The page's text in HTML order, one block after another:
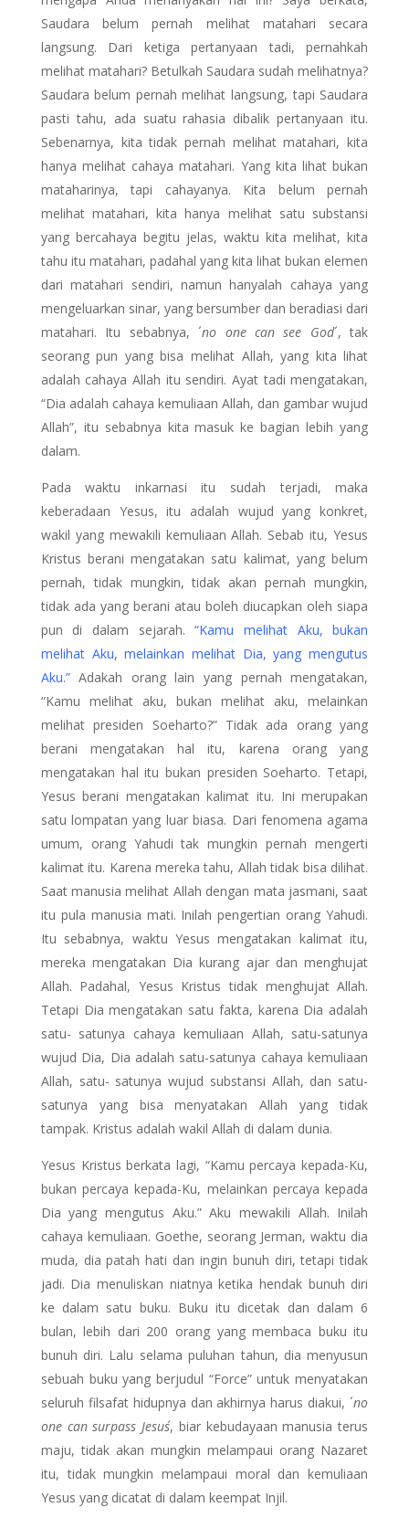
Saudara belum pernah melihat matahari secara
langsung. Dari ketiga pertanyaan tadi, pernahkah
melihat matahari? Betulkah Saudara sudah melihatnya?
Saudara belum pernah melihat langsung, tapi Saudara
pasti tahu, ada suatu rahasia dibalik pertanyaan itu.
Sebenarnya, kita tidak pernah melihat matahari, kita
hanya melihat cahaya matahari. Yang kita lihat bukan
mataharinya, tapi cahayanya. Kita belum pernah
melihat matahari, kita hanya melihat satu substansi
yang bercahaya begitu jelas, waktu kita melihat, kita
tahu itu matahari, padahal yang kita lihat bukan elemen
dari matahari sendiri, namun hanyalah cahaya yang
mengeluarkan sinar, yang bersumber dan beradiasi dari
matahari. Itu sebabnya, ´no one can see God´, tak
seorang pun yang bisa melihat Allah, yang kita lihat
adalah cahaya Allah itu sendiri. Ayat tadi mengatakan,
“Dia adalah cahaya kemuliaan Allah, dan gambar wujud
Allah”, itu sebabnya kita masuk ke bagian lebih yang
dalam.
Pada waktu inkarnasi itu sudah terjadi, maka
keberadaan Yesus, itu adalah wujud yang konkret,
wakil yang mewakili kemuliaan Allah. Sebab itu, Yesus
Kristus berani mengatakan satu kalimat, yang belum
pernah, tidak mungkin, tidak akan pernah mungkin,
tidak ada yang berani atau boleh diucapkan oleh siapa
pun di dalam sejarah. “Kamu melihat Aku, bukan
melihat Aku, melainkan melihat Dia, yang mengutus
Aku.”Adakah orang lain yang pernah mengatakan,
“Kamu melihat aku, bukan melihat aku, melainkan
melihat presiden Soeharto?” Tidak ada orang yang
berani mengatakan hal itu, karena orang yang
mengatakan hal itu bukan presiden Soeharto. Tetapi,
Yesus berani mengatakan kalimat itu. Ini merupakan
satu lompatan yang luar biasa. Dari fenomena agama
umum, orang Yahudi tak mungkin pernah mengerti
kalimat itu. Karena mereka tahu, Allah tidak bisa dilihat.
Saat manusia melihat Allah dengan mata jasmani, saat
itu pula manusia mati. Inilah pengertian orang Yahudi.
Itu sebabnya, waktu Yesus mengatakan kalimat itu,
mereka mengatakan Dia kurang ajar dan menghujat
Allah. Padahal, Yesus Kristus tidak menghujat Allah.
Tetapi Dia mengatakan satu fakta, karena Dia adalah
satu- satunya cahaya kemuliaan Allah, satu-satunya
wujud Dia, Dia adalah satu-satunya cahaya kemuliaan
Allah, satu- satunya wujud substansi Allah, dan satu-
satunya yang bisa menyatakan Allah yang tidak
tampak. Kristus adalah wakil Allah di dalam dunia.
Yesus Kristus berkata lagi, “Kamu percaya kepada-Ku,
bukan percaya kepada-Ku, melainkan percaya kepada
Dia yang mengutus Aku.” Aku mewakili Allah. Inilah
cahaya kemuliaan. Goethe, seorang Jerman, waktu dia
muda, dia patah hati dan ingin bunuh diri, tetapi tidak
jadi. Dia menuliskan niatnya ketika hendak bunuh diri
ke dalam satu buku. Buku itu dicetak dan dalam 6
bulan, lebih dari 200 orang yang membaca buku itu
bunuh diri. Lalu selama puluhan tahun, dia menyusun
sebuah buku yang berjudul “Force” untuk menyatakan
seluruh filsafat hidupnya dan akhirnya harus diakui, ´no
one can surpass Jesus´, biar kebudayaan manusia terus
maju, tidak akan mungkin melampaui orang Nazaret
itu, tidak mungkin melampaui moral dan kemuliaan
Yesus yang dicatat di dalam keempat Injil.